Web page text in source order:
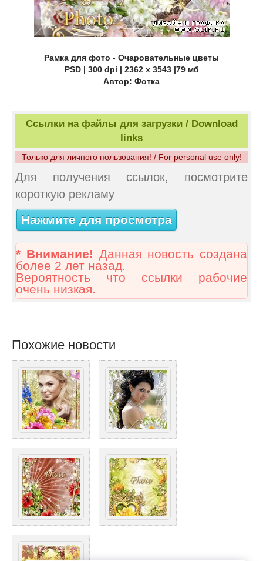
Рамка для фото - Очаровательные цветы
PSD | 300 dpi | 2362 x 3543 |79 мб
Автор: Фотка
Ссылки на файлы для загрузки / Download
links
Только для личного пользования! / For personal use only!
Для получения ссылок, посмотрите
короткую рекламу
Нажмите для просмотра
* Внимание! Данная новость создана
более 2 лет назад.
Вероятность что ссылки рабочие
очень низкая.
Похожие новости